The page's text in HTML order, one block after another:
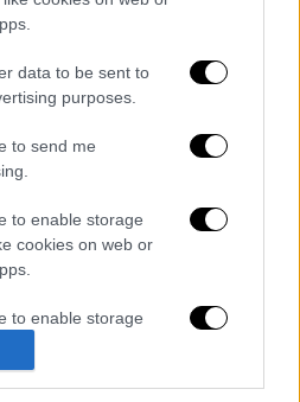
data to be sent to
purposes.
to send me
to enable storage
cookies on web or
to enable storage
of the website or app.
to enable storage
το αιολικό πάρκο από
του συλληφθέντα δημάρχου
σκοτώθηκαν μητέρα και γιος:
πάνω στο φορτηγό
Σταυρός έσβησε βίντεο για το
ταξίδι του 26χρονου
για τη δολοφονία της
Η Μόσχα δείχνει «άμεση
ΝΑΤΟ σε επιθέσεις σε
- Τα ονόματα και ο